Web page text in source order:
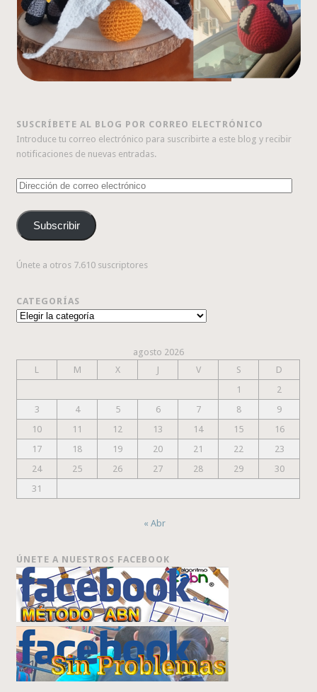
SUSCRÍBETE AL BLOG POR CORREO ELECTRÓNICO
Introduce tu correo electrónico para suscribirte a este blog y recibir
notificaciones de nuevas entradas.
Dirección
correo
electrónico
Subscribir
Únete a otros 7.610 suscriptores
CATEGORÍAS
Categorías
agosto 2026
L
M X J V S
D
1
2
3
4 5 6 7 8
9
10
11 12 13 14 15
16
17
18 19 20 21 22
23
24
25 26 27 28 29
30
31
« Abr
ÚNETE A NUESTROS FACEBOOK